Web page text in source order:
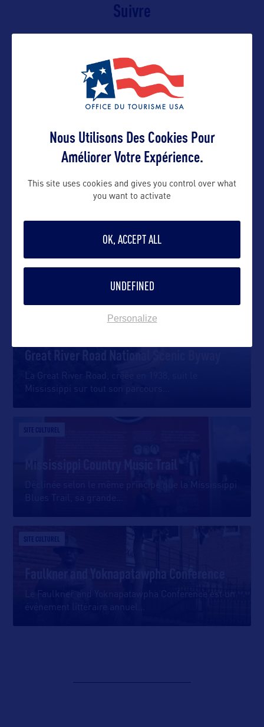
Suivre
VOIR LE SITE
Great River Road National Scenic Byway
La Great River Road, créée en 1938, suit le
Mississippi sur tout son parcours
SITE CULTUREL
SITE CULTUREL
Faulkner and Yoknapatawpha Conference
Le Faulkner and Yoknapatawpha Conference est un
événement littéraire annuel
Nous Utilisons Des Cookies Pour
Améliorer Votre Expérience.
This site uses cookies and gives you control over what
you want to activate
OK, ACCEPT ALL
UNDEFINED
Personalize